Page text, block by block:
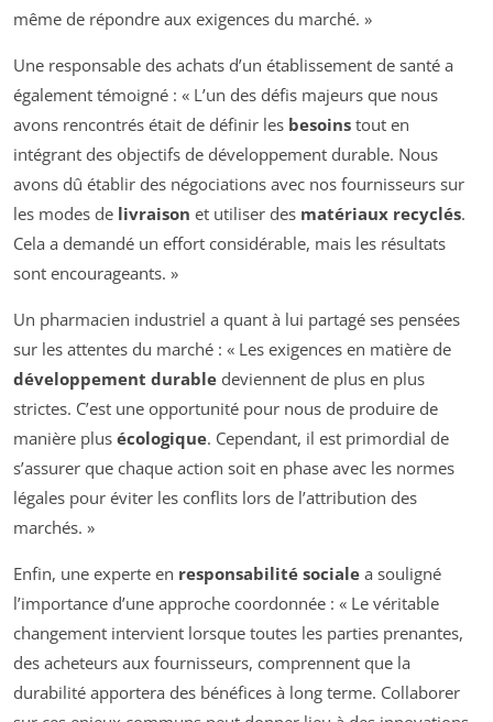
même de répondre aux exigences du marché. »
Une responsable des achats d’un établissement de santé a
également témoigné : « L’un des défis majeurs que nous
avons rencontrés était de définir les besoins tout en
intégrant des objectifs de développement durable. Nous
avons dû établir des négociations avec nos fournisseurs sur
les modes de livraison et utiliser des matériaux recyclés.
Cela a demandé un effort considérable, mais les résultats
sont encourageants. »
Un pharmacien industriel a quant à lui partagé ses pensées
sur les attentes du marché : « Les exigences en matière de
développement durable deviennent de plus en plus
strictes. C’est une opportunité pour nous de produire de
manière plus écologique. Cependant, il est primordial de
s’assurer que chaque action soit en phase avec les normes
légales pour éviter les conflits lors de l’attribution des
marchés. »
Enfin, une experte en responsabilité sociale a souligné
l’importance d’une approche coordonnée : « Le véritable
changement intervient lorsque toutes les parties prenantes,
des acheteurs aux fournisseurs, comprennent que la
durabilité apportera des bénéfices à long terme. Collaborer